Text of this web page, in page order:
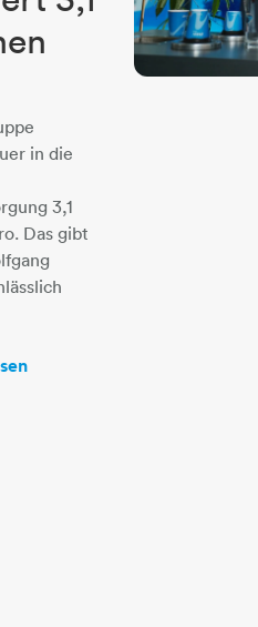
in die
3,1
Das gibt